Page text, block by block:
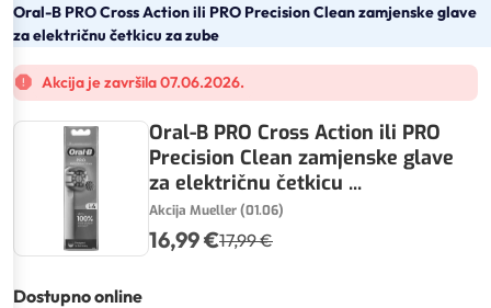
Oral-B PRO Cross Action ili PRO Precision Clean zamjenske glave
za električnu četkicu za zube
Akcija je završila 07.06.2026.
Oral-B PRO Cross Action ili PRO
Precision Clean zamjenske glave
za električnu četkicu ...
Akcija Mueller (01.06)
16,99 €17,99 €
Dostupno online